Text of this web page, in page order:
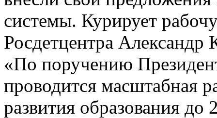
системы. Курирует
Росдетцентра Александр
«По поручению
проводится масштабная
развития образования до